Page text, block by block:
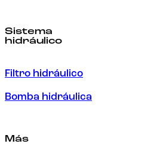
Sistema
hidráulico
Filtro hidráulico
Bomba hidráulica
Más